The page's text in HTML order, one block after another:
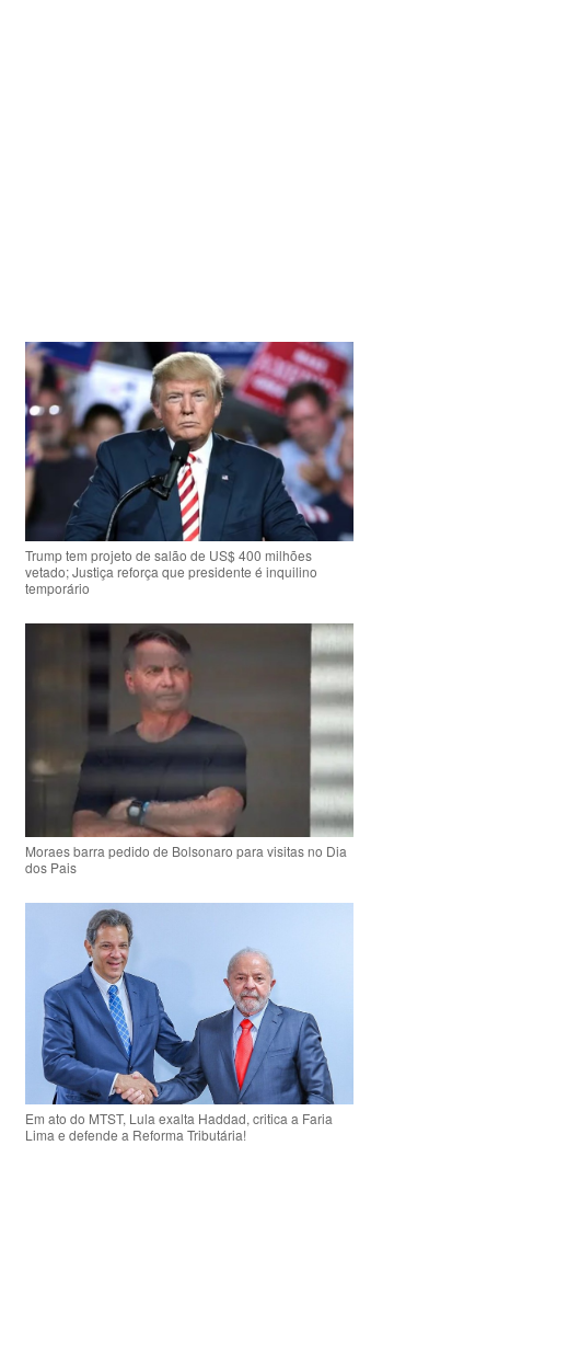
Trump tem projeto de salão de US$ 400 milhões
vetado; Justiça reforça que presidente é inquilino
temporário
Moraes barra pedido de Bolsonaro para visitas no Dia
dos Pais
Em ato do MTST, Lula exalta Haddad, critica a Faria
Lima e defende a Reforma Tributária!